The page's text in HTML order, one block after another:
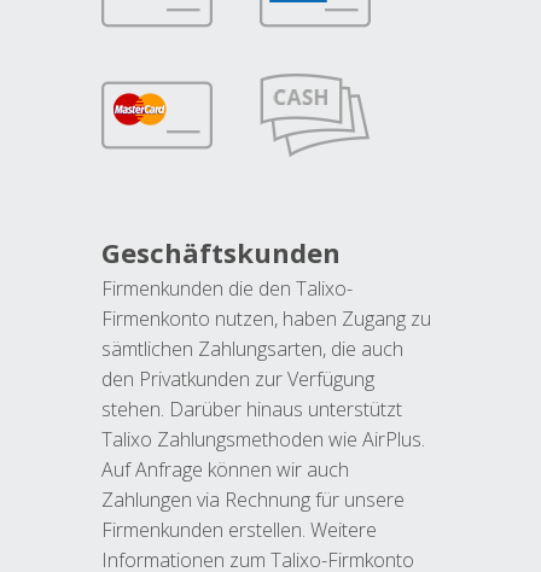
Geschäftskunden
Firmenkunden die den Talixo-
Firmenkonto nutzen, haben Zugang zu
sämtlichen Zahlungsarten, die auch
den Privatkunden zur Verfügung
stehen. Darüber hinaus unterstützt
Talixo Zahlungsmethoden wie AirPlus.
Auf Anfrage können wir auch
Zahlungen via Rechnung für unsere
Firmenkunden erstellen. Weitere
Informationen zum Talixo-Firmkonto